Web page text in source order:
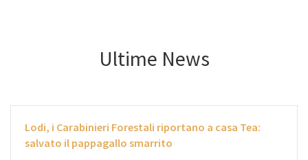
Ultime News
Lodi, i Carabinieri Forestali riportano a casa Tea:
salvato il pappagallo smarrito